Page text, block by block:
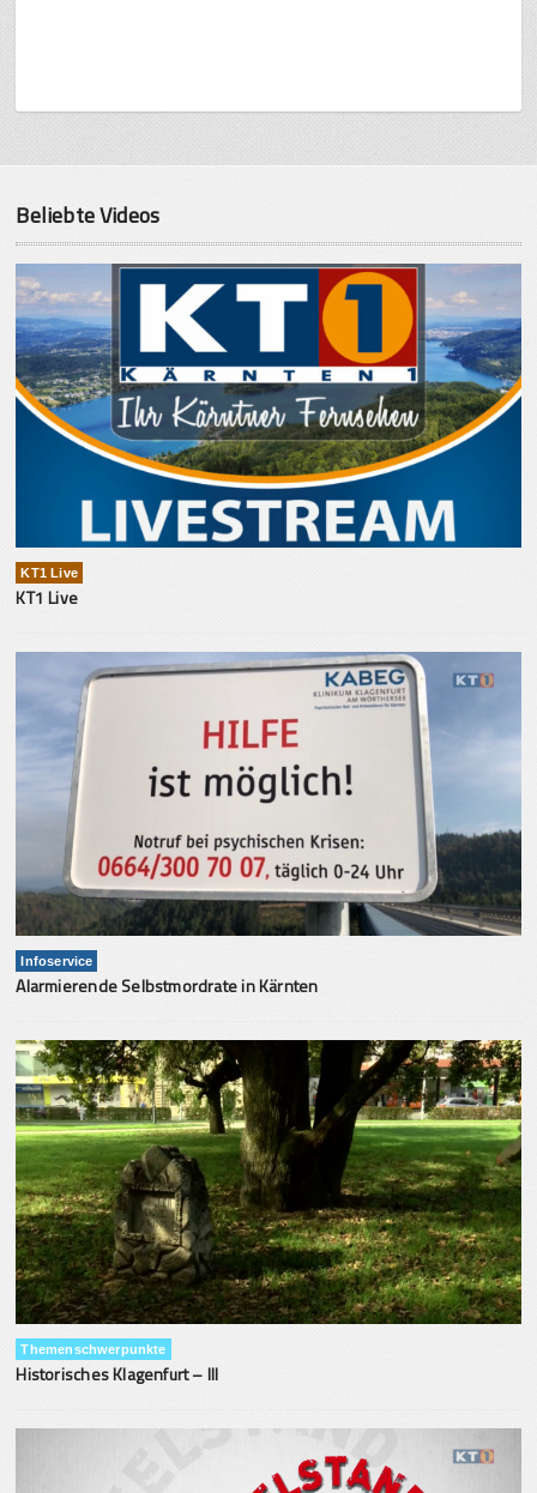
Beliebte Videos
KT1 Live
KT1 Live
Infoservice
Alarmierende Selbstmordrate in Kärnten
Themenschwerpunkte
Historisches Klagenfurt – III